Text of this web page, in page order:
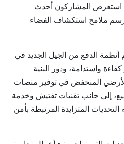
استعرض المشاركون أحدث
رسم ملامح استكشاف الفضاء
الدفع من الجيل الجديد في
واستدامة، ودور البنية
الأرضي المنخفض في توفير منصات
إلى جانب تقنيات تفتيش وخدمة
المتزايدة المرتبطة بأمن